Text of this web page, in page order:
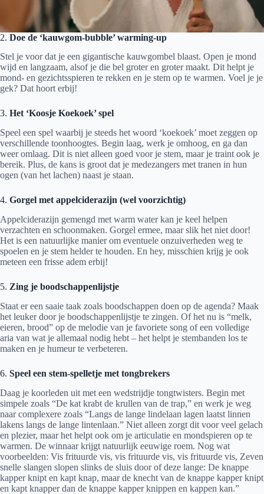
2. Doe de ‘kauwgom-bubble’ warming-up
Stel je voor dat je een gigantische kauwgombel blaast. Open je mond
wijd en langzaam, alsof je die bel groter en groter maakt. Dit helpt je
mond- en gezichtsspieren te rekken en je stem op te warmen. Voel je je
gek? Dat hoort erbij!
3. Het ‘Koosje Koekoek’ spel
Speel een spel waarbij je steeds het woord ‘koekoek’ moet zeggen op
verschillende toonhoogtes. Begin laag, werk je omhoog, en ga dan
weer omlaag. Dit is niet alleen goed voor je stem, maar je traint ook je
bereik. Plus, de kans is groot dat je medezangers met tranen in hun
ogen (van het lachen) naast je staan.
4. Gorgel met appelciderazijn (wel voorzichtig)
Appelciderazijn gemengd met warm water kan je keel helpen
verzachten en schoonmaken. Gorgel ermee, maar slik het niet door!
Het is een natuurlijke manier om eventuele onzuiverheden weg te
spoelen en je stem helder te houden. En hey, misschien krijg je ook
meteen een frisse adem erbij!
5. Zing je boodschappenlijstje
Staat er een saaie taak zoals boodschappen doen op de agenda? Maak
het leuker door je boodschappenlijstje te zingen. Of het nu is “melk,
eieren, brood” op de melodie van je favoriete song of een volledige
aria van wat je allemaal nodig hebt – het helpt je stembanden los te
maken en je humeur te verbeteren.
6. Speel een stem-spelletje met tongbrekers
Daag je koorleden uit met een wedstrijdje tongtwisters. Begin met
simpele zoals “De kat krabt de krullen van de trap,” en werk je weg
naar complexere zoals “Langs de lange lindelaan lagen laatst linnen
lakens langs de lange lintenlaan.” Niet alleen zorgt dit voor veel gelach
en plezier, maar het helpt ook om je articulatie en mondspieren op te
warmen. De winnaar krijgt natuurlijk eeuwige roem. Nog wat
voorbeelden: Vis frituurde vis, vis frituurde vis, vis frituurde vis, Zeven
snelle slangen slopen slinks de sluis door of deze lange: De knappe
kapper knipt en kapt knap, maar de knecht van de knappe kapper knipt
en kapt knapper dan de knappe kapper knippen en kappen kan.”